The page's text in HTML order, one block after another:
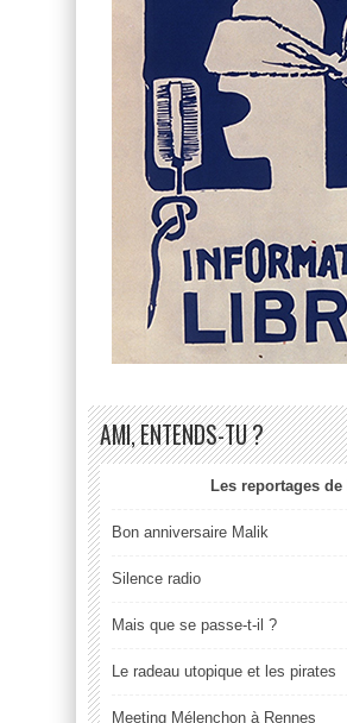
AMI, ENTENDS-TU ?
Les reportages
Bon anniversaire Malik
Silence radio
Mais que se passe-t-il ?
Le radeau utopique et les pirates
Meeting Mélenchon à Rennes